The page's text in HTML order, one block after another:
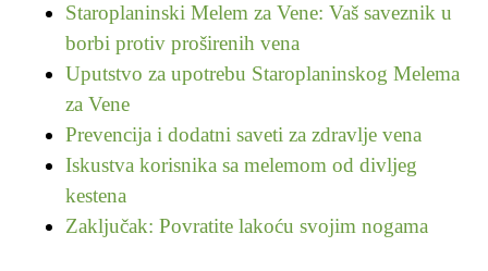
Staroplaninski Melem za Vene: Vaš saveznik u
borbi protiv proširenih vena
Uputstvo za upotrebu Staroplaninskog Melema
za Vene
Prevencija i dodatni saveti za zdravlje vena
Iskustva korisnika sa melemom od divljeg
kestena
Zaključak: Povratite lakoću svojim nogama